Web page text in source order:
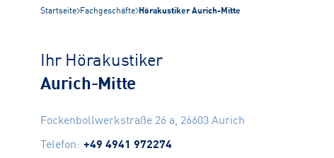
Startseite Fachgeschäfte Hörakustiker Aurich-Mitte
Ihr Hörakustiker
Aurich-Mitte
Fockenbollwerkstraße 26 a, 26603Aurich
Telefon: +49 4941 972274